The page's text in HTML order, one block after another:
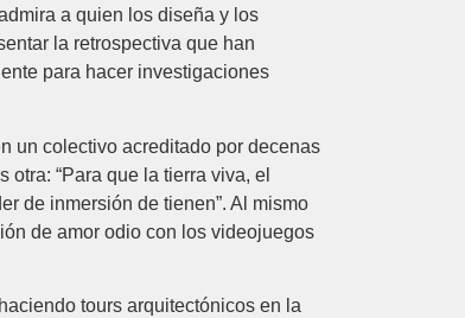
a quien los diseña y los
la retrospectiva que han
para hacer investigaciones
un colectivo acreditado por decenas
“Para que la tierra viva, el
de inmersión de tienen”. Al mismo
de amor odio con los videojuegos
tours arquitectónicos en la